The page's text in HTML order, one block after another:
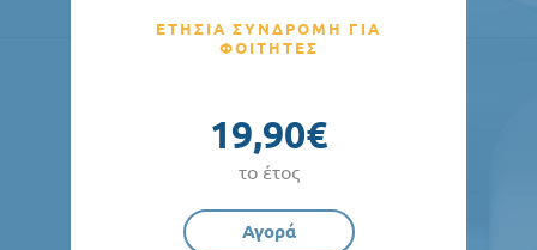
ΕΤΗΣΙΑ ΣΥΝΔΡΟΜΗ ΓΙΑ
ΦΟΙΤΗΤΕΣ
19,90€
το έτος
Αγορά